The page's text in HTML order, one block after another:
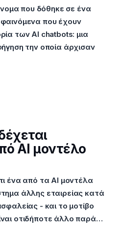
που δόθηκε σε ένα
που έχουν
των AI chatbots: μια
την οποία άρχισαν
AI μοντέλο
ένα από τα AI μοντέλα
άλλης εταιρείας κατά
- και το μοτίβο
οτιδήποτε άλλο παρά…